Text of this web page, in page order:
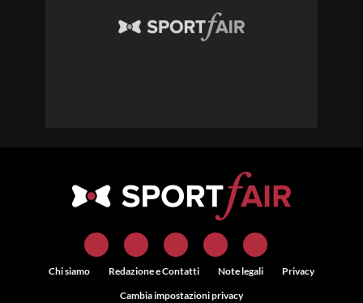
Chi siamo Redazione e Contatti Note legali
Privacy
Cambia impostazioni privacy